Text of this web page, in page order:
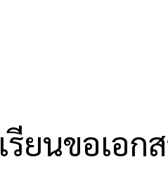
รียนขอเอก